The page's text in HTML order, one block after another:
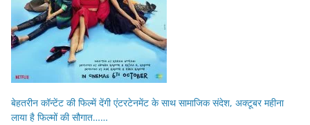
बेहतरीन कॉन्टेंट की फिल्में देंगी एंटरटेनमेंट के साथ सामाजिक संदेश, अक्टूबर महीना
लाया है फिल्मों की सौगात……